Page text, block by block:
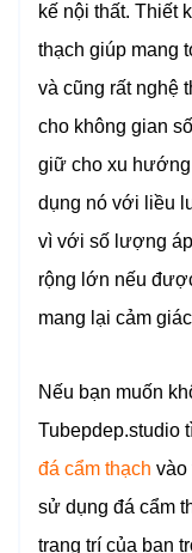
kế nội thất. Thiết
thạch giúp mang
và cũng rất nghệ
cho không gian
giữ cho xu
dụng nó với liều
vì với số lượng
rộng lớn nếu
mang lại cảm
Nếu bạn muốn
Tubepdep.studio
đá cẩm thạch vào
sử dụng đá cẩm
trang trí của bạn